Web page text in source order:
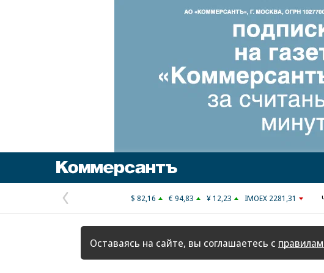
Предыдущая
страница
$ 82,16 € 94,83 ¥ 12,23 IMOEX 2281,31
Оставаясь на сайте, вы соглашаетесь с